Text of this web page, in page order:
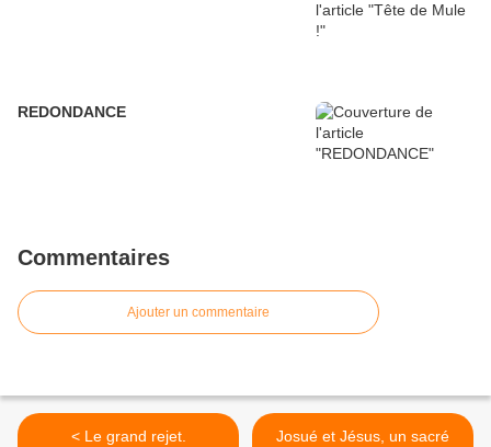
REDONDANCE
Commentaires
Ajouter un commentaire
< Le grand rejet.
Josué et Jésus, un sacré